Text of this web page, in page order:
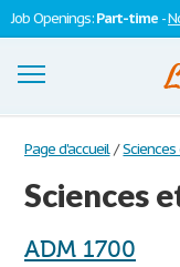
Job Openings:Part-time -
Dissertations
S'inscrire
Se connecter
Page d'accueil /
Sciences
ADM 1700